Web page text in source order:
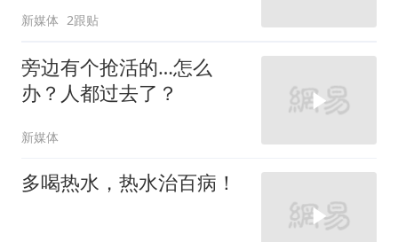
新媒体 2跟贴
旁边有个抢活的…怎么
办？人都过去了？
新媒体
多喝热水，热水治百病！